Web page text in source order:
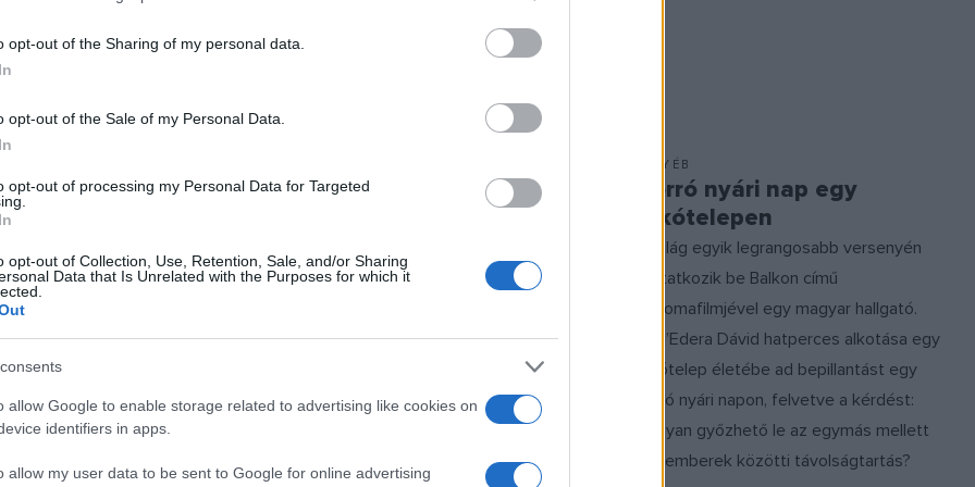
opt-out of the Sharing of my personal data.
opt-out of the Sale of my Personal Data.
opt-out of processing my Personal Data for Targeted
opt-out of Collection, Use, Retention, Sale, and/or Sharing
Data that Is Unrelated with the Purposes for which it
allow Google to enable storage related to advertising like cookies on
identifiers in apps.
allow my user data to be sent to Google for online advertising
lesz megtekinthető
számára.
érkezik a
Terrorista, mert méhész!
forradalmi hangulatú mozifilmje március
24-étől látható a mozikban. Olyannyira
kedves olvasókat: még az első héten
ugyanis, hogy erre a második héten is
rendezővel.
EGYÉB
Forró nyári nap egy
lakótelepen
A világ egyik legrangosabb versenyén
mutatkozik be Balkon című
diplomafilmjével egy magyar hallgató.
Dell’Edera Dávid hatperces alkotása egy
lakótelep életébe ad bepillantást egy
forró nyári napon, felvetve a kérdést:
hogyan győzhető le az egymás mellett
élő emberek közötti távolságtartás?